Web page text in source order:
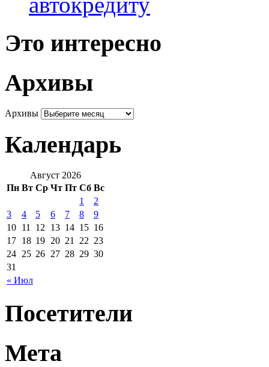
Это интересно
Архивы
Архивы
Календарь
Август 2026
Пн Вт Ср Чт Пт Сб Вс
« Июл
1
2
3
4 5 6 7 8
9
10 11 12 13 14 15 16
17 18 19 20 21 22 23
24 25 26 27 28 29 30
31
Посетители
Мета